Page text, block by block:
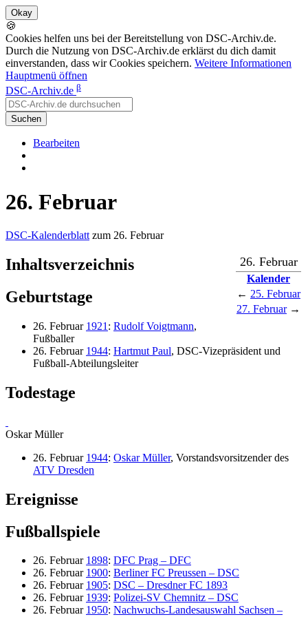
🍪
Cookies helfen uns bei der Bereitstellung von DSC-Archiv.de.
Durch die Nutzung von DSC-Archiv.de erklärst du dich damit
einverstanden, dass wir Cookies speichern. Weitere Informationen
Hauptmenü öffnen
DSC-Archiv.de β
Suchen
Bearbeiten
26. Februar
DSC-Kalenderblatt zum 26. Februar
26. Februar
Kalender
← 25. Februar
27. Februar→
Inhaltsverzeichnis
Geburtstage
26. Februar 1921 : Rudolf Voigtmann,
Fußballer
26. Februar 1944: Hartmut Paul, DSC-Vizepräsident und
Fußball-Abteilungsleiter
Todestage
Oskar Müller
26. Februar 1944: Oskar Müller, Vorstandsvorsitzender des
ATV Dresden
Ereignisse
Fußballspiele
26. Februar 1898: DFC Prag – DFC
26. Februar 1900: Berliner FC Preussen – DSC
26. Februar 1905: DSC – Dresdner FC 1893
26. Februar 1939: Polizei-SV Chemnitz – DSC
26. Februar 1950: Nachwuchs-Landesauswahl Sachsen –